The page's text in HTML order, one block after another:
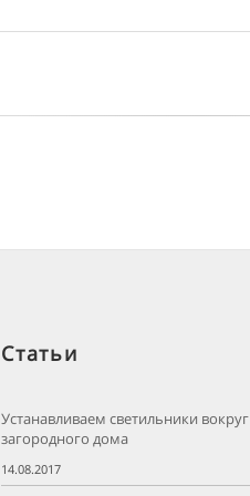
Статьи
Устанавливаем светильники вокруг
загородного дома
14.08.2017